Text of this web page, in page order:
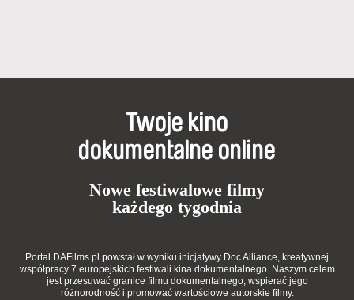
Twoje kino
dokumentalne online
Nowe festiwalowe filmy
każdego tygodnia
Portal DAFilms.pl powstał w wyniku inicjatywy Doc Alliance, kreatywnej
współpracy 7 europejskich festiwali kina dokumentalnego. Naszym celem
jest przesuwać granice filmu dokumentalnego, wspierać jego
różnorodność i promować wartościowe autorskie filmy.